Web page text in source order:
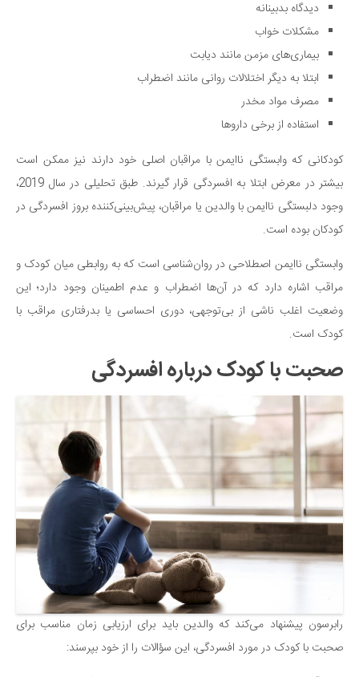
دیدگاه بدبینانه
مشکلات خواب
بیماری‌های مزمن مانند دیابت
ابتلا به دیگر اختلالات روانی مانند اضطراب
مصرف مواد مخدر
استفاده از برخی داروها
کودکانی که وابستگی ناایمن با مراقبان اصلی خود دارند نیز ممکن است
بیشتر در معرض ابتلا به افسردگی قرار گیرند. طبق تحلیلی در سال 2019،
وجود دلبستگی ناایمن با والدین یا مراقبان، پیش‌بینی‌کننده بروز افسردگی در
کودکان بوده است.
وابستگی ناایمن اصطلاحی در روان‌شناسی است که به روابطی میان کودک و
مراقب اشاره دارد که در آن‌ها اضطراب و عدم اطمینان وجود دارد؛ این
وضعیت اغلب ناشی از بی‌توجهی، دوری احساسی یا بدرفتاری مراقب با
کودک است.
صحبت با کودک درباره افسردگی
رابرسون پیشنهاد می‌کند که والدین باید برای ارزیابی زمان مناسب برای
صحبت با کودک در مورد افسردگی، این سؤالات را از خود بپرسند: